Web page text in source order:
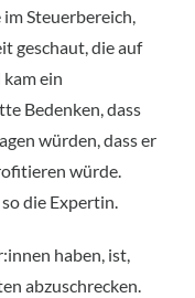
Steuerbereich,
geschaut, die auf
ein
Bedenken, dass
würden, dass er
würde.
die Expertin.
haben, ist,
abzuschrecken.